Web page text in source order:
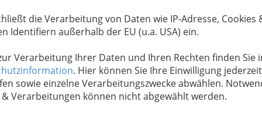
die Verarbeitung von Daten wie IP-Adresse, Cookies
Identifiern außerhalb der EU (u.a. USA) ein.
Verarbeitung Ihrer Daten und Ihren Rechten finden Sie
. Hier können Sie Ihre Einwilligung jederzeit
sowie einzelne Verarbeitungszwecke abwählen.
& Verarbeitungen können nicht abgewählt werden.